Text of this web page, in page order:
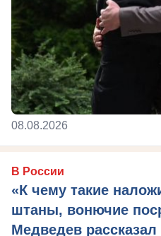
08.08.2026
В России
«К чему такие
штаны, вонючие
Медведев